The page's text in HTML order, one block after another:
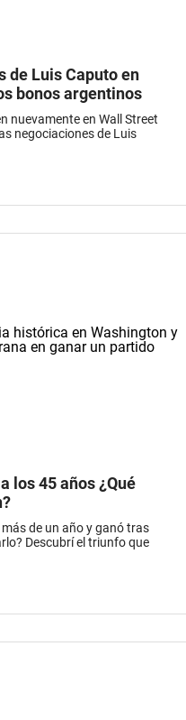
de Luis Caputo en
bonos argentinos
nuevamente en Wall Street
negociaciones de Luis
los 45 años ¿Qué
de un año y ganó tras
Descubrí el triunfo que